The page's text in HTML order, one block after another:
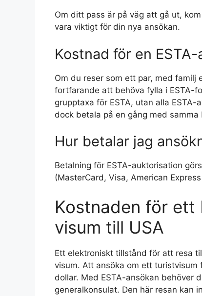
Om ditt pass är på väg att gå ut,
vara viktigt för din nya ansökan.
Kostnad för en
Om du reser som ett par, med familj
fortfarande att behöva fylla i ESTA-
grupptaxa för ESTA, utan alla
dock betala på en gång med samma
Hur betalar jag
Betalning för ESTA-auktorisation
(MasterCard, Visa, American
Kostnaden för ett
visum till USA
Ett elektroniskt tillstånd för att resa
visum. Att ansöka om ett
dollar. Med ESTA-ansökan behöver
generalkonsulat. Den här resan kan